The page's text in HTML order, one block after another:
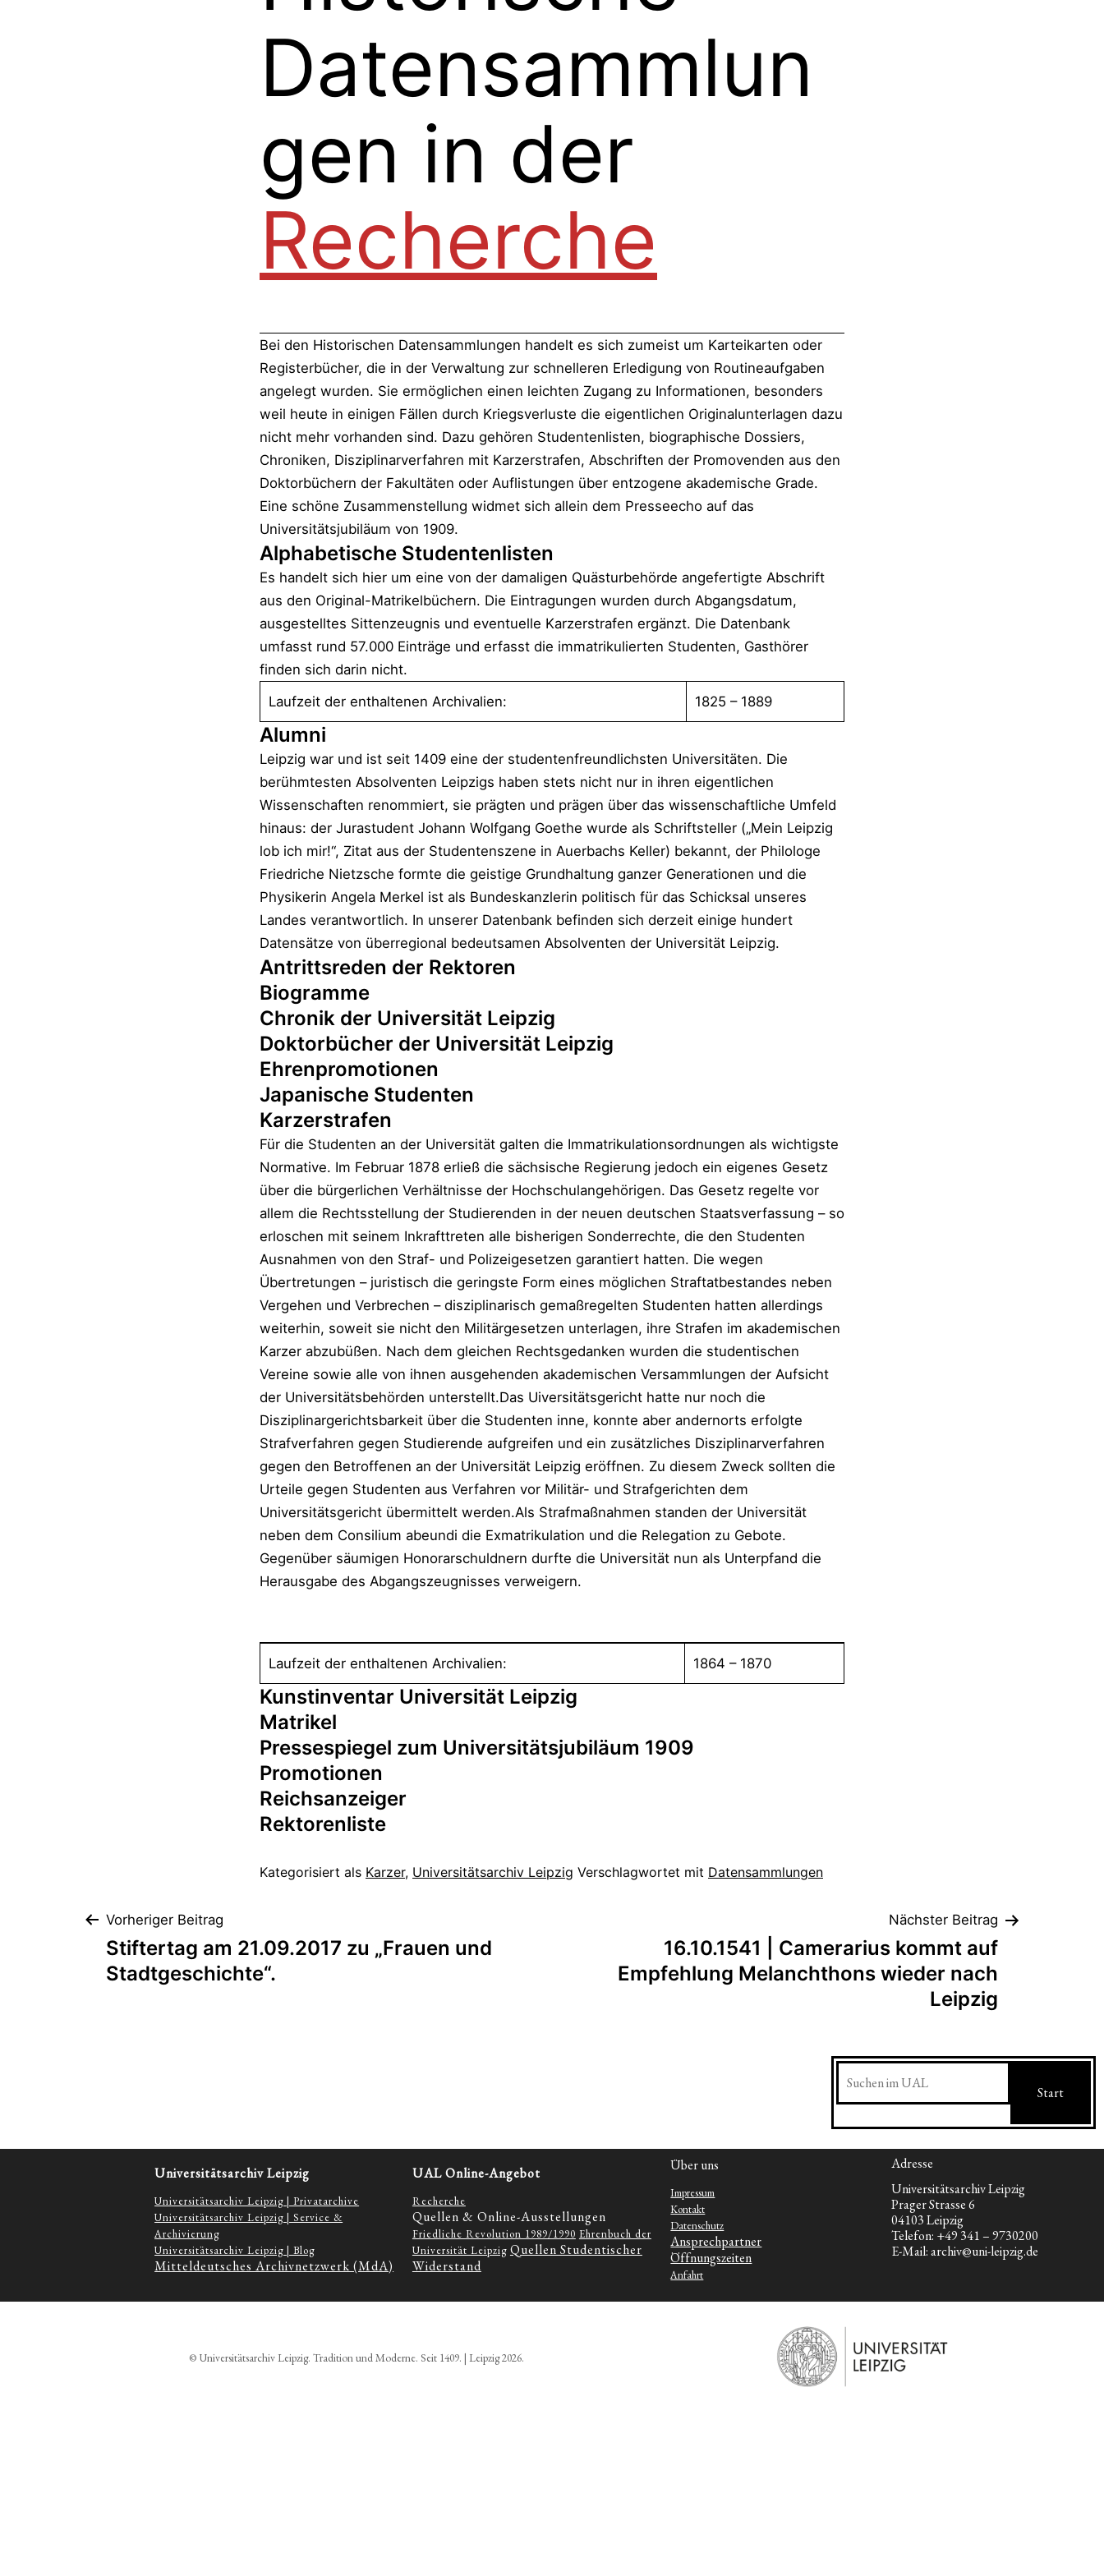
Datensammlun
gen in der
Recherche
Bei den Historischen Datensammlungen handelt es sich zumeist um Karteikarten oder
Registerbücher, die in der Verwaltung zur schnelleren Erledigung von Routineaufgaben
angelegt wurden. Sie ermöglichen einen leichten Zugang zu Informationen, besonders
weil heute in einigen Fällen durch Kriegsverluste die eigentlichen Originalunterlagen dazu
nicht mehr vorhanden sind. Dazu gehören Studentenlisten, biographische Dossiers,
Chroniken, Disziplinarverfahren mit Karzerstrafen, Abschriften der Promovenden aus den
Doktorbüchern der Fakultäten oder Auflistungen über entzogene akademische Grade.
Eine schöne Zusammenstellung widmet sich allein dem Presseecho auf das
Universitätsjubiläum von 1909.
Alphabetische Studentenlisten
Es handelt sich hier um eine von der damaligen Quästurbehörde angefertigte Abschrift
aus den Original-Matrikelbüchern. Die Eintragungen wurden durch Abgangsdatum,
ausgestelltes Sittenzeugnis und eventuelle Karzerstrafen ergänzt. Die Datenbank
umfasst rund 57.000 Einträge und erfasst die immatrikulierten Studenten, Gasthörer
finden sich darin nicht.
Laufzeit der enthaltenen Archivalien:
1825 – 1889
Alumni
Leipzig war und ist seit 1409 eine der studentenfreundlichsten Universitäten. Die
berühmtesten Absolventen Leipzigs haben stets nicht nur in ihren eigentlichen
Wissenschaften renommiert, sie prägten und prägen über das wissenschaftliche Umfeld
hinaus: der Jurastudent Johann Wolfgang Goethe wurde als Schriftsteller („Mein Leipzig
lob ich mir!“, Zitat aus der Studentenszene in Auerbachs Keller) bekannt, der Philologe
Friedriche Nietzsche formte die geistige Grundhaltung ganzer Generationen und die
Physikerin Angela Merkel ist als Bundeskanzlerin politisch für das Schicksal unseres
Landes verantwortlich. In unserer Datenbank befinden sich derzeit einige hundert
Datensätze von überregional bedeutsamen Absolventen der Universität Leipzig.
Antrittsreden der Rektoren
Biogramme
Chronik der Universität Leipzig
Doktorbücher der Universität Leipzig
Ehrenpromotionen
Japanische Studenten
Karzerstrafen
Für die Studenten an der Universität galten die Immatrikulationsordnungen als wichtigste
Normative. Im Februar 1878 erließ die sächsische Regierung jedoch ein eigenes Gesetz
über die bürgerlichen Verhältnisse der Hochschulangehörigen. Das Gesetz regelte vor
allem die Rechtsstellung der Studierenden in der neuen deutschen Staatsverfassung – so
erloschen mit seinem Inkrafttreten alle bisherigen Sonderrechte, die den Studenten
Ausnahmen von den Straf- und Polizeigesetzen garantiert hatten. Die wegen
Übertretungen – juristisch die geringste Form eines möglichen Straftatbestandes neben
Vergehen und Verbrechen – disziplinarisch gemaßregelten Studenten hatten allerdings
weiterhin, soweit sie nicht den Militärgesetzen unterlagen, ihre Strafen im akademischen
Karzer abzubüßen. Nach dem gleichen Rechtsgedanken wurden die studentischen
Vereine sowie alle von ihnen ausgehenden akademischen Versammlungen der Aufsicht
der Universitätsbehörden unterstellt.Das Uiversitätsgericht hatte nur noch die
Disziplinargerichtsbarkeit über die Studenten inne, konnte aber andernorts erfolgte
Strafverfahren gegen Studierende aufgreifen und ein zusätzliches Disziplinarverfahren
gegen den Betroffenen an der Universität Leipzig eröffnen. Zu diesem Zweck sollten die
Urteile gegen Studenten aus Verfahren vor Militär- und Strafgerichten dem
Universitätsgericht übermittelt werden.Als Strafmaßnahmen standen der Universität
neben dem Consilium abeundi die Exmatrikulation und die Relegation zu Gebote.
Gegenüber säumigen Honorarschuldnern durfte die Universität nun als Unterpfand die
Herausgabe des Abgangszeugnisses verweigern.
Laufzeit der enthaltenen Archivalien: 1864 – 1870
Kunstinventar Universität Leipzig
Matrikel
Pressespiegel zum Universitätsjubiläum 1909
Promotionen
Reichsanzeiger
Rektorenliste
Kategorisiert als Karzer, Universitätsarchiv Leipzig Verschlagwortet mit Datensammlungen
Beitragsnavigation
Vorheriger Beitrag
Stiftertag am 21.09.2017 zu „Frauen und
Stadtgeschichte“.
Nächster Beitrag
16.10.1541 | Camerarius kommt auf
Empfehlung Melanchthons wieder nach
Leipzig
Suchen
Start
Universitätsarchiv Leipzig
Universitätsarchiv Leipzig | Privatarchive
Universitätsarchiv Leipzig | Service &
Archivierung
Universitätsarchiv Leipzig | Blog
Mitteldeutsches Archivnetzwerk (MdA)
UAL Online-Angebot
Recherche
Quellen & Online-Ausstellungen
Friedliche Revolution 1989/1990 Ehrenbuch der
Universität Leipzig Quellen Studentischer
Widerstand
Über uns
Impressum
Kontakt
Datenschutz
Ansprechpartner
Öffnungszeiten
Anfahrt
Adresse
Universitätsarchiv Leipzig
Prager Strasse 6
04103 Leipzig
Telefon: +49 341 – 9730200
E-Mail: archiv@uni-leipzig.de
© Universitätsarchiv Leipzig. Tradition und Moderne. Seit 1409. | Leipzig 2026.